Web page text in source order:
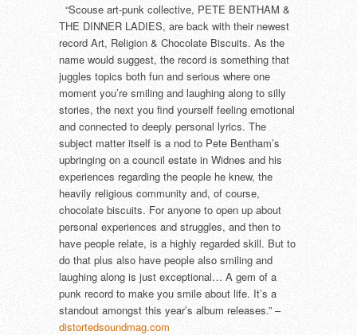
“Scouse art-punk collective, PETE BENTHAM &
THE DINNER LADIES, are back with their newest
record Art, Religion & Chocolate Biscuits. As the
name would suggest, the record is something that
juggles topics both fun and serious where one
moment you’re smiling and laughing along to silly
stories, the next you find yourself feeling emotional
and connected to deeply personal lyrics. The
subject matter itself is a nod to Pete Bentham’s
upbringing on a council estate in Widnes and his
experiences regarding the people he knew, the
heavily religious community and, of course,
chocolate biscuits. For anyone to open up about
personal experiences and struggles, and then to
have people relate, is a highly regarded skill. But to
do that plus also have people also smiling and
laughing along is just exceptional… A gem of a
punk record to make you smile about life. It’s a
standout amongst this year’s album releases.” –
distortedsoundmag.com